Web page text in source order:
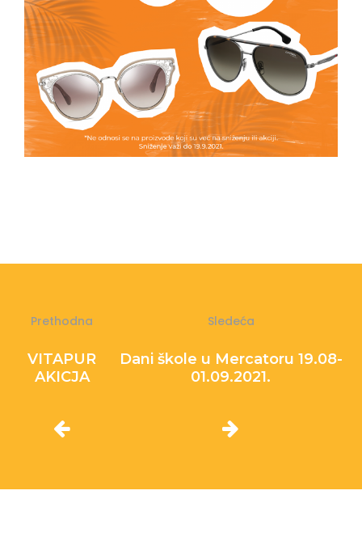
Prethodna
VITAPUR
AKICJA
Sledeća
Dani škole u Mercatoru 19.08-
01.09.2021.